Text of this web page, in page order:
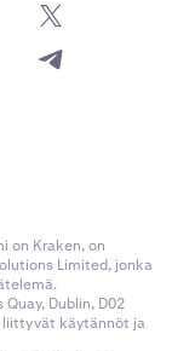
on Kraken, on
Limited, jonka
Dublin, D02
liittyvät käytännöt ja